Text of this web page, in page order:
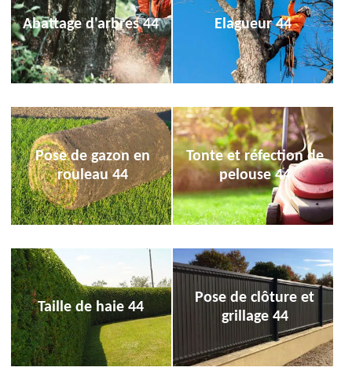
Abattage d'arbres 44 Elagueur 44
Pose de gazon en
rouleau 44
Tonte et réfection de
pelouse 44
Taille de haie 44
Pose de clôture et
grillage 44